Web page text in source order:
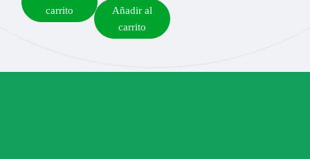
carrito
Añadir al
carrito